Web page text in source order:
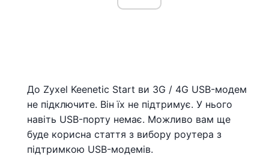
До Zyxel Keenetic Start ви 3G / 4G USB-модем
не підключите. Він їх не підтримує. У нього
навіть USB-порту немає. Можливо вам ще
буде корисна стаття з вибору роутера з
підтримкою USB-модемів.